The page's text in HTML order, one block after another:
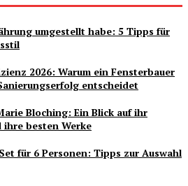
umgestellt habe: 5 Tipps für
2026: Warum ein Fensterbauer
entscheidet
Bloching: Ein Blick auf ihr
ihre besten Werke
für 6 Personen: Tipps zur Auswahl